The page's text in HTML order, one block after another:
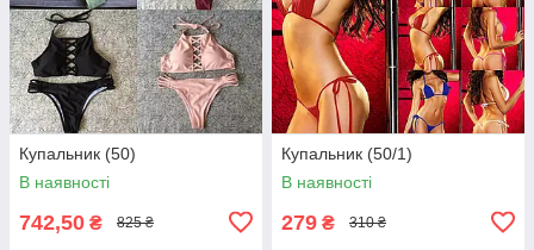
Купальник (50)
В наявності
742,50 ₴ 825 ₴
Купальник (50/1)
В наявності
279 ₴ 310 ₴